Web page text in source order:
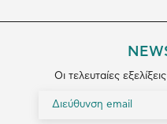
Οι τελευταίες